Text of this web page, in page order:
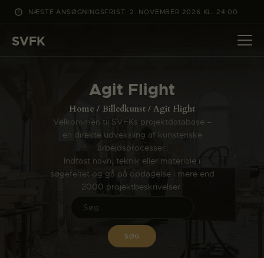
NÆSTE ANSØGNINGSFRIST: 2. NOVEMBER 2026 KL. 24:00
SVFK
Agit Flight
Home Billedkunst Agit Flight
Velkommen til SVFKs projektdatabase –
en direkte udveksling af kunsteriske
arbejdsprocesser.
Indtast navn, teknik eller materiale i
søgefeltet og gå på opdagelse i mere end
2000 projektbeskrivelser.
DET SKER
PROJEKTER
CHANNEL
ANSØG
OM SVFK
ENGLISH